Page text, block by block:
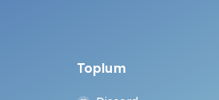
Toplum